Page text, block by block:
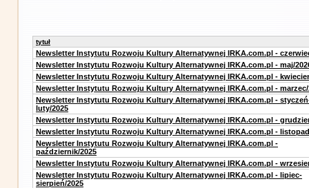
tytuł
Newsletter Instytutu Rozwoju Kultury Alternatywnej IRKA.com.pl -
Newsletter Instytutu Rozwoju Kultury Alternatywnej IRKA.com.pl - maj/
Newsletter Instytutu Rozwoju Kultury Alternatywnej IRKA.com.pl -
Newsletter Instytutu Rozwoju Kultury Alternatywnej IRKA.com.pl - marzec/
Newsletter Instytutu Rozwoju Kultury Alternatywnej IRKA.com.pl -
luty/2025
Newsletter Instytutu Rozwoju Kultury Alternatywnej IRKA.com.pl -
Newsletter Instytutu Rozwoju Kultury Alternatywnej IRKA.com.pl -
Newsletter Instytutu Rozwoju Kultury Alternatywnej IRKA.com.pl -
październik/2025
Newsletter Instytutu Rozwoju Kultury Alternatywnej IRKA.com.pl -
Newsletter Instytutu Rozwoju Kultury Alternatywnej IRKA.com.pl - lipiec-
sierpień/2025